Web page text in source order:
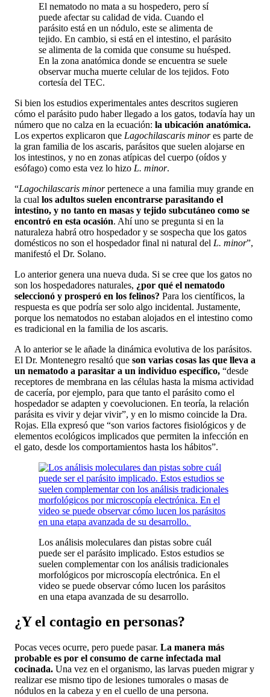
El nematodo no mata a su hospedero, pero sí
puede afectar su calidad de vida. Cuando el
parásito está en un nódulo, este se alimenta de
tejido. En cambio, si está en el intestino, el parásito
se alimenta de la comida que consume su huésped.
En la zona anatómica donde se encuentra se suele
observar mucha muerte celular de los tejidos. Foto
cortesía del TEC.
Si bien los estudios experimentales antes descritos sugieren
cómo el parásito pudo haber llegado a los gatos, todavía hay un
número que no calza en la ecuación: la ubicación anatómica.
Los expertos explicaron que Lagochilascaris minores parte de
la gran familia de los ascaris, parásitos que suelen alojarse en
los intestinos, y no en zonas atípicas del cuerpo (oídos y
esófago) como esta vez lo hizo L. minor.
“Lagochilascaris minorpertenece a una familia muy grande en
la cual los adultos suelen encontrarse parasitando el
intestino, y no tanto en masas y tejido subcutáneo como se
encontró en esta ocasión. Ahí uno se pregunta si en la
naturaleza habrá otro hospedador y se sospecha que los gatos
domésticos no son el hospedador final ni natural del L. minor”,
manifestó el Dr. Solano.
Lo anterior genera una nueva duda. Si se cree que los gatos no
son los hospedadores naturales, ¿por qué el nematodo
seleccionó y prosperó en los felinos? Para los científicos, la
respuesta es que podría ser solo algo incidental. Justamente,
porque los nematodos no estaban alojados en el intestino como
es tradicional en la familia de los ascaris.
A lo anterior se le añade la dinámica evolutiva de los parásitos.
El Dr. Montenegro resaltó que son varias cosas las que lleva a
un nematodo a parasitar a un individuo específico, “desde
receptores de membrana en las células hasta la misma actividad
de cacería, por ejemplo, para que tanto el parásito como el
hospedador se adapten y coevolucionen. En teoría, la relación
parásita es vivir y dejar vivir”, y en lo mismo coincide la Dra.
Rojas. Ella expresó que “son varios factores fisiológicos y de
elementos ecológicos implicados que permiten la infección en
el gato, desde los comportamientos hasta los hábitos”.
Los análisis moleculares dan pistas sobre cuál
puede ser el parásito implicado. Estos estudios se
suelen complementar con los análisis tradicionales
morfológicos por microscopía electrónica. En el
video se puede observar cómo lucen los parásitos
en una etapa avanzada de su desarrollo.
¿Y el contagio en personas?
Pocas veces ocurre, pero puede pasar. La manera más
probable es por el consumo de carne infectada mal
cocinada. Una vez en el organismo, las larvas pueden migrar y
realizar ese mismo tipo de lesiones tumorales o masas de
nódulos en la cabeza y en el cuello de una persona.